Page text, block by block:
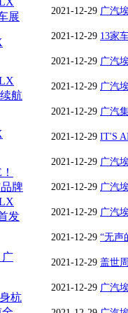
广
2021-12-29 广汽
改装神车
2021-12-29 13家
汽埃安订单超两
2021-12-29 广汽
2021-12-29 广汽
2021-12-29 广汽
广州车展
2021-12-29 IT'S
AION LX Plus广
2021-12-29 广汽
2021-12-29 广汽
2021-12-29 广汽
2021-12-29 “无声
训练营
2021-12-29 盖世
动内部资产重组
2021-12-29 广汽